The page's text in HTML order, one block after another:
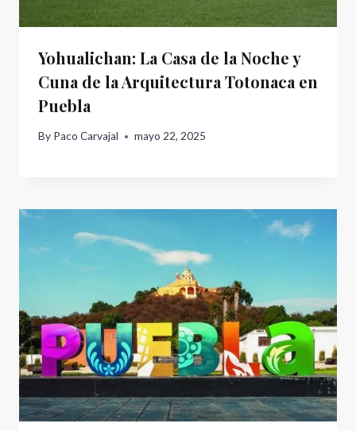
Yohualichan: La Casa de la Noche y
Cuna de la Arquitectura Totonaca en
Puebla
By Paco Carvajal mayo 22, 2025